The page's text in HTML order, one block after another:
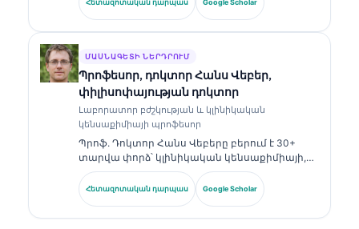
ունի մասնագիտացված հավաստագրեր
ու լաբորատոր վերլուծության վերաբերյալ՝
կլինիկական պրակտիկայում։.
Հետազոտական դարպաս Google Scholar
ՄԱՍՆԱԳԵՏԻ ՆԵՐԴՐՈՒՄ
Պրոֆեսոր, դոկտոր Հանս Վեբեր,
փիլիսոփայության դոկտոր
Լաբորատոր բժշկության և կլինիկական
կենսաքիմիայի պրոֆեսոր
Պրոֆ. Դոկտոր Հանս Վեբերը բերում է 30+
տարվա փորձ՝ կլինիկական կենսաքիմիայի,
լաբորատոր բժշկության և բիոմարկերների
հետազոտության ոլորտներում։ Եղել է
Գերմանիայի Կլինիկական քիմիայի
Հետազոտական դարպաս Google Scholar